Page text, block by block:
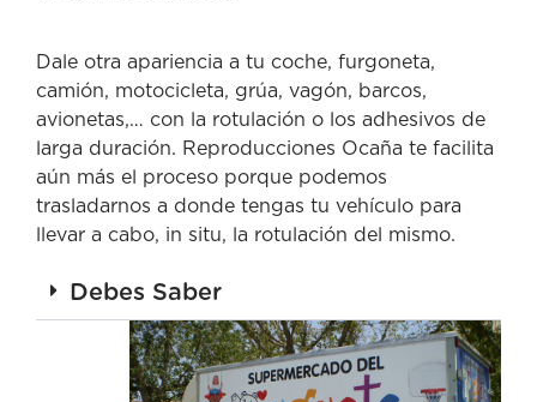
Dale otra apariencia a tu coche, furgoneta,
camión, motocicleta, grúa, vagón, barcos,
avionetas,… con la rotulación o los adhesivos de
larga duración. Reproducciones Ocaña te facilita
aún más el proceso porque podemos
trasladarnos a donde tengas tu vehículo para
llevar a cabo, in situ, la rotulación del mismo.
Debes Saber